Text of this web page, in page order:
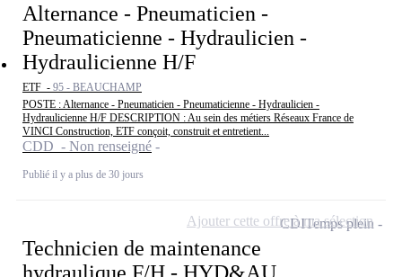
Alternance - Pneumaticien -
Pneumaticienne - Hydraulicien -
Hydraulicienne H/F
ETF - 95 - BEAUCHAMP
POSTE : Alternance - Pneumaticien - Pneumaticienne - Hydraulicien -
Hydraulicienne H/F DESCRIPTION : Au sein des métiers Réseaux France de
VINCI Construction, ETF conçoit, construit et entretient...
CDD - Non renseigné
Publié il y a plus de 30 jours
Technicien de maintenance
hydraulique F/H - HYD&AU
CDITemps plein
Ajouter cette offre à ma sélection